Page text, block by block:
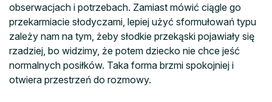
obserwacjach i potrzebach. Zamiast mówić ciągle go
przekarmiacie słodyczami, lepiej użyć sformułowań typu
zależy nam na tym, żeby słodkie przekąski pojawiały się
rzadziej, bo widzimy, że potem dziecko nie chce jeść
normalnych posiłków. Taka forma brzmi spokojniej i
otwiera przestrzeń do rozmowy.